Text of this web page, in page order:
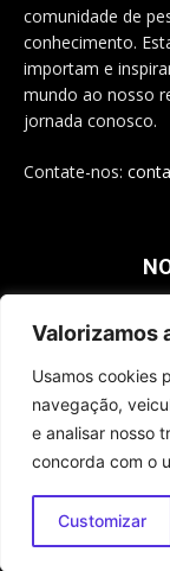
Valorizamos
Usamos cookies
navegação,
e analisar nosso
concorda com o
Customizar
comunidade de
conhecimento.
importam e
mundo ao nosso
jornada conosco.
Contate-nos:
© 2025 - Todos os
70
Contatos
Sobre Nós